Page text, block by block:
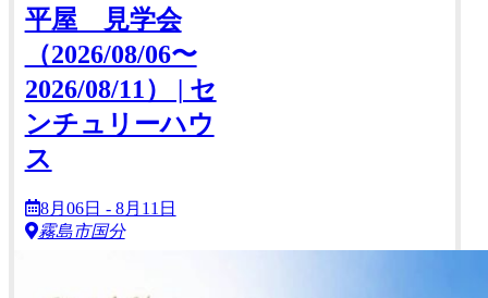
平屋 見学会
（2026/08/06〜
2026/08/11） | セ
ンチュリーハウ
ス
8月06日 - 8月11日
霧島市国分